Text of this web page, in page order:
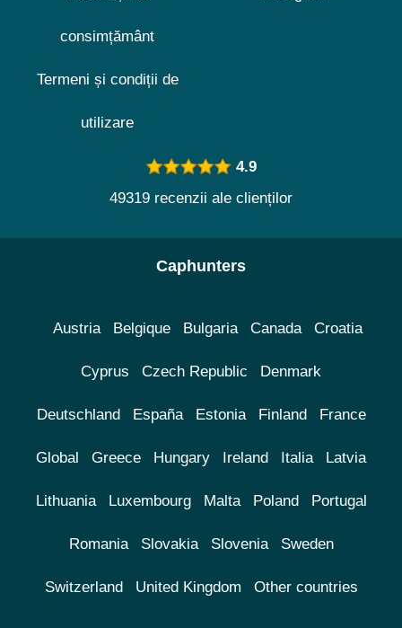
consimțământ
Termeni și condiții de
utilizare
4.9
49319 recenzii ale clienților
Caphunters
Austria Belgique Bulgaria Canada Croatia
Cyprus Czech Republic Denmark
Deutschland España Estonia Finland France
Global Greece Hungary Ireland Italia Latvia
Lithuania Luxembourg Malta Poland Portugal
Romania Slovakia Slovenia Sweden
Switzerland United Kingdom Other countries